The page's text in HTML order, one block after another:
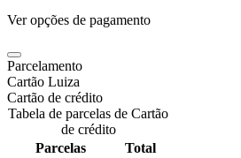
Ver opções de pagamento
Parcelamento
Cartão Luiza
Cartão de crédito
Tabela de parcelas de Cartão
de crédito
Parcelas
Total